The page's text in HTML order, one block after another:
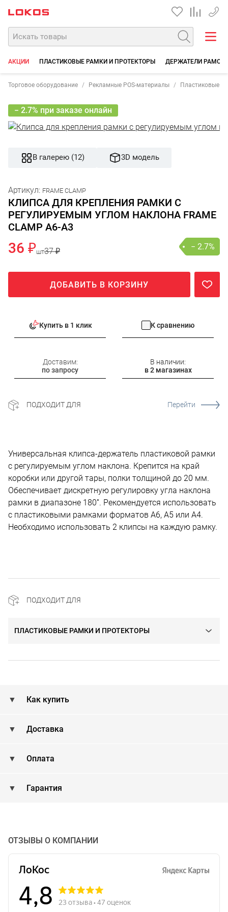
+7
АКЦИИ ПЛАСТИКОВЫЕ РАМКИ И ПРОТЕКТОРЫ ДЕРЖАТЕЛИ РАМОК
Торговое оборудование Рекламные POS-материалы Пластиковые
− 2.7% при заказе онлайн
В галерею (12) 3D модель
Артикул: FRAME CLAMP
КЛИПСА ДЛЯ КРЕПЛЕНИЯ РАМКИ С
РЕГУЛИРУЕМЫМ УГЛОМ НАКЛОНА FRAME
CLAMP A6-A3
36 ₽шт37 ₽ − 2.7%
ДОБАВИТЬ В КОРЗИНУ
Купить в 1 клик К сравнению
Доставим:
по запросу
В наличии:
в 2 магазинах
ПОДХОДИТ ДЛЯ Перейти
Универсальная клипса-держатель пластиковой рамки
с регулируемым углом наклона. Крепится на край
коробки или другой тары, полки толщиной до 20 мм.
Обеспечивает дискретную регулировку угла наклона
рамки в диапазоне 180˚. Рекомендуется использовать
с пластиковыми рамками форматов А6, А5 или А4.
Необходимо использовать 2 клипсы на каждую рамку.
ПОДХОДИТ ДЛЯ
ПЛАСТИКОВЫЕ РАМКИ И ПРОТЕКТОРЫ
Как купить
Доставка
Оплата
Гарантия
ОТЗЫВЫ О КОМПАНИИ